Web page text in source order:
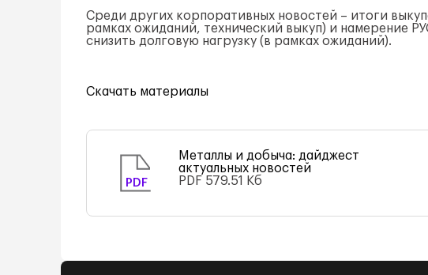
Среди других корпоративных новостей – итоги
рамках ожиданий, технический выкуп) и намерение
снизить долговую нагрузку (в рамках ожиданий).
Скачать материалы
PDF
Металлы и добыча: дайджест
актуальных новостей
PDF 579.51 Кб